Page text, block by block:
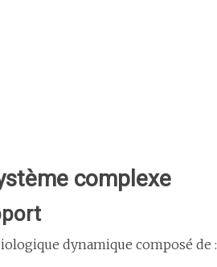
complexe
dynamique composé de :